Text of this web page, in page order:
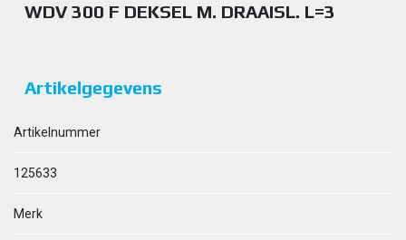
WDV 300 F DEKSEL M. DRAAISL. L=3
Artikelgegevens
Artikelnummer
125633
Merk